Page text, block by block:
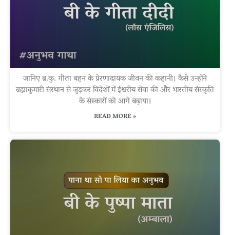
जानिए ब्र.कु. गीता बहन के प्रेरणादायक जीवन की कहानी। कैसे उन्होंने
ब्रह्माकुमारी संस्थान से जुड़कर विदेशों में ईश्वरीय सेवा की और भारतीय संस्कृति
के संस्कारों को आगे बढ़ाया।
READ MORE »